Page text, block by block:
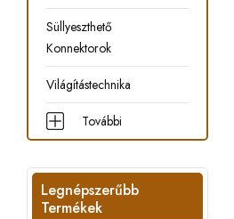
Süllyeszthető
Konnektorok
Világítástechnika
További
Legnépszerűbb
Termékek